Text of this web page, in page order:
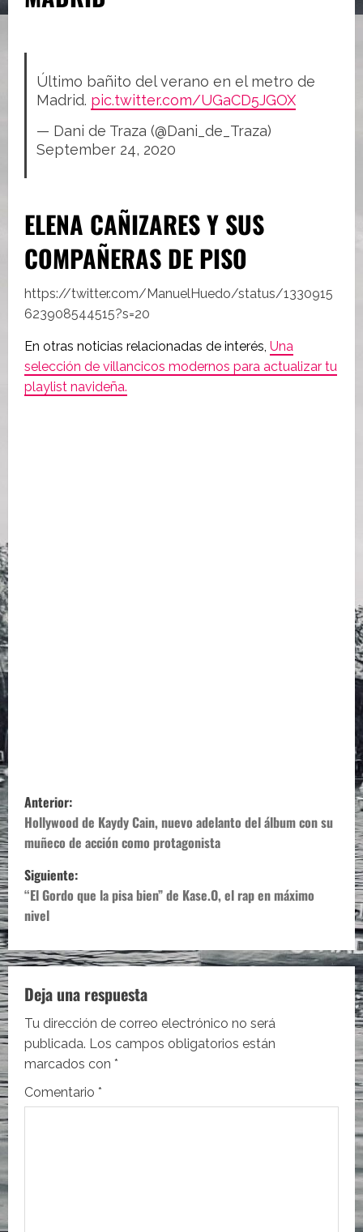
Último bañito del verano en el metro de
Madrid. pic.twitter.com/UGaCD5JGOX
— Dani de Traza (@Dani_de_Traza)
September 24, 2020
ELENA CAÑIZARES Y SUS
COMPAÑERAS DE PISO
https://twitter.com/ManuelHuedo/status/1330915
623908544515?s=20
En otras noticias relacionadas de interés, Una
selección de villancicos modernos para actualizar tu
playlist navideña.
N
a
v
e
g
a
c
i
ó
n
Anterior:
Hollywood de Kaydy Cain, nuevo adelanto del álbum con su
muñeco de acción como protagonista
Siguiente:
“El Gordo que la pisa bien” de Kase.O, el rap en máximo
nivel
Deja una respuesta
Tu dirección de correo electrónico no será
publicada. Los campos obligatorios están
marcados con *
Comentario *